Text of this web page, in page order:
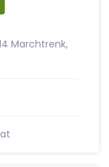
Marchtrenk,